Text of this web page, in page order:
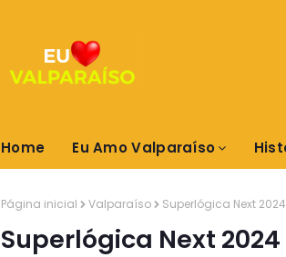
Home Eu Amo Valparaíso
Página inicial Valparaíso Superlógica Next
Superlógica Next